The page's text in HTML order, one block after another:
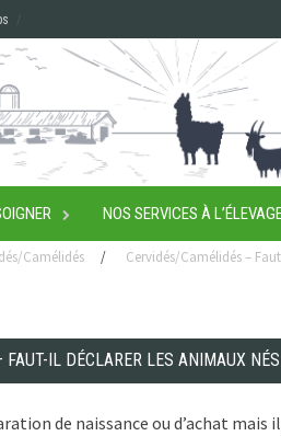
NOS SERVICES À
Camélidés / Cervidés/Camélidés –
IL DÉCLARER LES ANIMAUX
de naissance ou d’achat